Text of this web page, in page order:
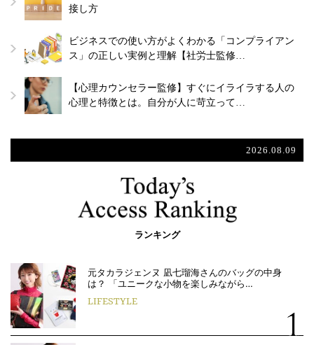
接し方
ビジネスでの使い方がよくわかる「コンプライアン
ス」の正しい実例と理解【社労士監修…
【心理カウンセラー監修】すぐにイライラする人の
心理と特徴とは。自分が人に苛立って…
2026.08.09
ランキング
元タカラジェンヌ 凪七瑠海さんのバッグの中身
は？ 「ユニークな小物を楽しみながら…
LIFESTYLE